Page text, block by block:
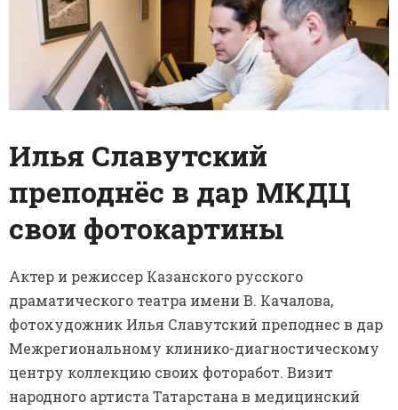
Илья Славутский
преподнёс в дар МКДЦ
свои фотокартины
Актер и режиссер Казанского русского
драматического театра имени В. Качалова,
фотохудожник Илья Славутский преподнес в дар
Межрегиональному клинико-диагностическому
центру коллекцию своих фоторабот. Визит
народного артиста Татарстана в медицинский